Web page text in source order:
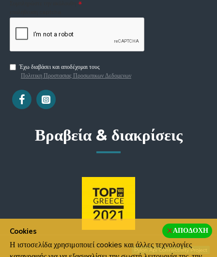
Έχω διαβάσει και αποδέχομαι τους
Πολιτικη Προστασιας Προσωπικων Δεδομενων
Βραβεία & διακρίσεις
Pylon Api Connectivity Project
ΑΠΟΔΟΧΉ
Cookies
Η ιστοσελίδα χρησιμοποιεί cookies και άλλες τεχνολογίες